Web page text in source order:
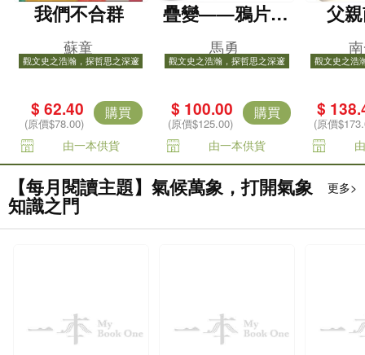
我們不合群
蘇童
觀文史之浩瀚，探哲思之深邃
$ 62.40
(原價$78.00)
購買
由一本供貨
疊變——鴉片、
槍炮與文明進程
中的中國(1840-1
馬勇
觀文史之浩瀚，探哲思之深邃
$ 100.00
(原價$125.00)
購買
由一本供貨
父
觀文史之浩
$
(原價
【每月閱讀主題】氣候萬象，打開氣象
知識之門
更多>